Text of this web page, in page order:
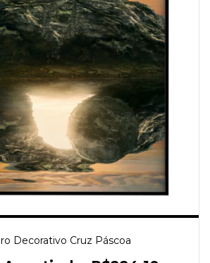
Decorativo Cruz Páscoa